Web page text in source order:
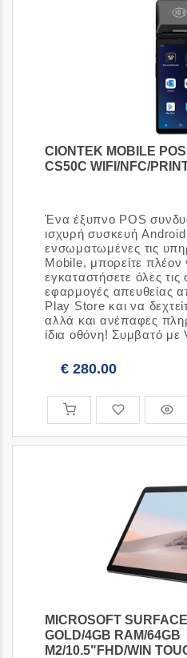
CIONTEK MOBILE
CS50C WIFI/NFC/
Ένα έξυπνο POS
ισχυρή συσκευή
ενσωματωμένες τις
Mobile, μπορείτε πλέον
εγκαταστήσετε όλες τις
εφαρμογές απευθείας
Play Store και να
αλλά και ανέπαφες
ίδια οθόνη! Συμβατό
€ 280.00
MICROSOFT
GOLD/4GB RAM/64GB
M2/10.5"FHD/WIN